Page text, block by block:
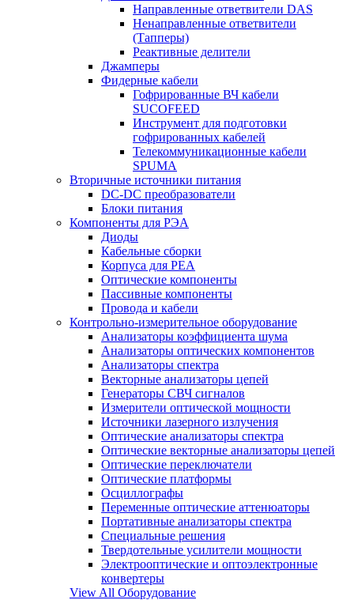
Направленные ответвители DAS
Ненаправленные ответвители
(Тапперы)
Реактивные делители
Джамперы
Фидерные кабели
Гофрированные ВЧ кабели
SUCOFEED
Инструмент для подготовки
гофрированных кабелей
Телекоммуникационные кабели
SPUMA
Вторичные источники питания
DC-DC преобразователи
Блоки питания
Компоненты для РЭА
Диоды
Кабельные сборки
Корпуса для РЕА
Оптические компоненты
Пассивные компоненты
Провода и кабели
Контрольно-измерительное оборудование
Анализаторы коэффициента шума
Анализаторы оптических компонентов
Анализаторы спектра
Векторные анализаторы цепей
Генераторы СВЧ сигналов
Измерители оптической мощности
Источники лазерного излучения
Оптические анализаторы спектра
Оптические векторные анализаторы цепей
Оптические переключатели
Оптические платформы
Осциллографы
Переменные оптические аттенюаторы
Портативные анализаторы спектра
Специальные решения
Твердотельные усилители мощности
Электрооптические и оптоэлектронные
конвертеры
View All Оборудование